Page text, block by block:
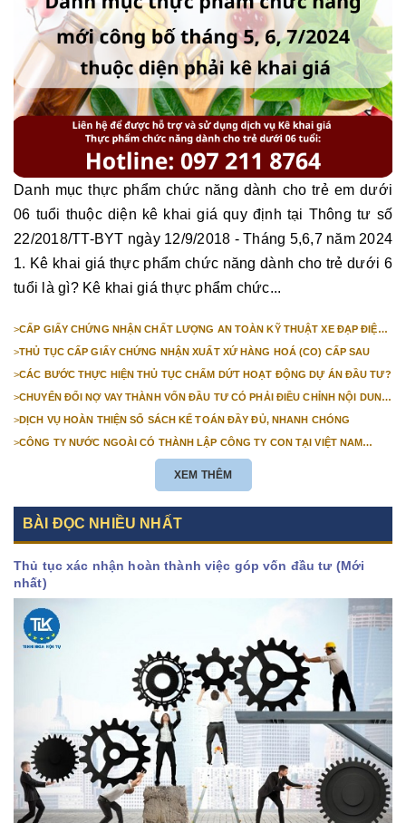
Danh mục thực phẩm chức năng dành cho trẻ em dưới
06 tuổi thuộc diện kê khai giá quy định tại Thông tư số
22/2018/TT-BYT ngày 12/9/2018 - Tháng 5,6,7 năm 2024
1. Kê khai giá thực phẩm chức năng dành cho trẻ dưới 6
tuổi là gì? Kê khai giá thực phẩm chức...
>CẤP GIẤY CHỨNG NHẬN CHẤT LƯỢNG AN TOÀN KỸ THUẬT XE ĐẠP ĐIỆN
>THỦ TỤC CẤP GIẤY CHỨNG NHẬN XUẤT XỨ HÀNG HOÁ (CO) CẤP SAU
>CÁC BƯỚC THỰC HIỆN THỦ TỤC CHẤM DỨT HOẠT ĐỘNG DỰ ÁN ĐẦU TƯ?
>CHUYỂN ĐỔI NỢ VAY THÀNH VỐN ĐẦU TƯ CÓ PHẢI ĐIỀU CHỈNH NỘI DUNG
>DỊCH VỤ HOÀN THIỆN SỔ SÁCH KẾ TOÁN ĐẦY ĐỦ, NHANH CHÓNG
>CÔNG TY NƯỚC NGOÀI CÓ THÀNH LẬP CÔNG TY CON TẠI VIỆT NAM
XEM THÊM
BÀI ĐỌC NHIỀU NHẤT
Thủ tục xác nhận hoàn thành việc góp vốn đầu tư (Mới
nhất)